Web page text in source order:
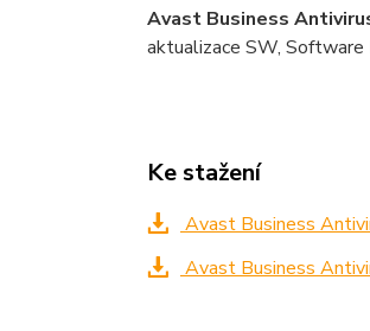
Avast Business
aktualizace SW, Software
Ke stažení
Avast Business
Avast Business